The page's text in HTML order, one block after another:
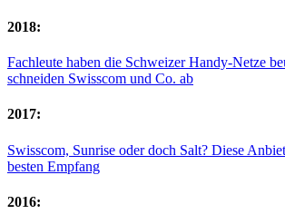
2018:
Fachleute haben die Schweizer Handy-Netze
schneiden Swisscom und Co. ab
2017:
Swisscom, Sunrise oder doch Salt? Diese
besten Empfang
2016: